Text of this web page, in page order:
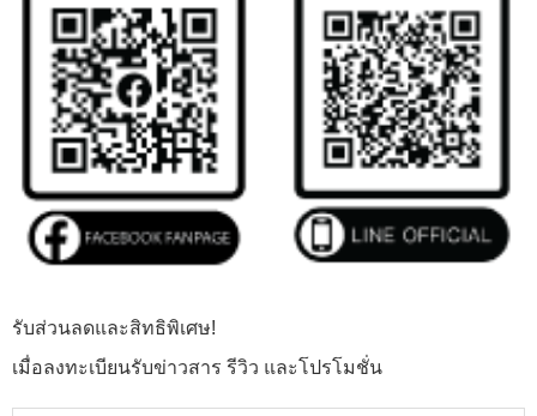
รับส่วนลดและสิทธิพิเศษ!
เมื่อลงทะเบียนรับข่าวสาร รีวิว และโปรโมชั่น